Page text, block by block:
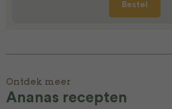
Bestel
Ontdek meer
Ananas recepten